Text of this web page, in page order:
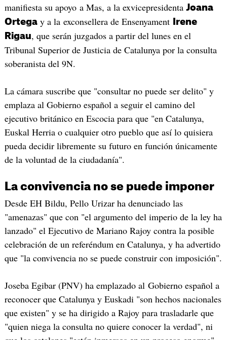
manifiesta su apoyo a Mas, a la exvicepresidenta Joana
Ortegay a la exconsellera de Ensenyament
Irene
Rigau, que serán juzgados a partir del lunes en el
Tribunal Superior de Justicia de Catalunya por la consulta
soberanista del 9N.
La cámara suscribe que "consultar no puede ser delito" y
emplaza al Gobierno español a seguir el camino del
ejecutivo británico en Escocia para que "en Catalunya,
Euskal Herria o cualquier otro pueblo que así lo quisiera
pueda decidir libremente su futuro en función únicamente
de la voluntad de la ciudadanía".
La convivencia no se puede imponer
Desde EH Bildu, Pello Urizar ha denunciado las
"amenazas" que con "el argumento del imperio de la ley ha
lanzado" el Ejecutivo de Mariano Rajoy contra la posible
celebración de un referéndum en Catalunya, y ha advertido
que "la convivencia no se puede construir con imposición".
Joseba Egibar (PNV) ha emplazado al Gobierno español a
reconocer que Catalunya y Euskadi "son hechos nacionales
que existen" y se ha dirigido a Rajoy para trasladarle que
"quien niega la consulta no quiere conocer la verdad", ni